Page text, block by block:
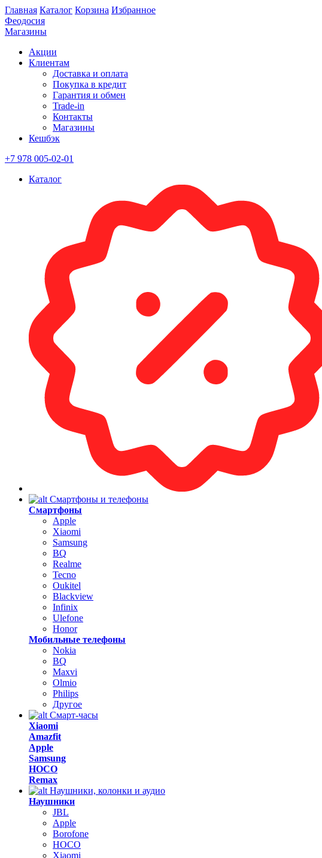
Главная Каталог Корзина Избранное
Феодосия
Магазины
Акции
Клиентам
Доставка и оплата
Покупка в кредит
Гарантия и обмен
Trade-in
Контакты
Магазины
Кешбэк
+7 978 005-02-01
Каталог
Смартфоны и телефоны
Смартфоны
Apple
Xiaomi
Samsung
BQ
Realme
Tecno
Oukitel
Blackview
Infinix
Ulefone
Honor
Мобильные телефоны
Nokia
BQ
Maxvi
Olmio
Philips
Другое
Смарт-часы
Xiaomi
Amazfit
Apple
Samsung
HOCO
Remax
Наушники, колонки и аудио
Наушники
JBL
Apple
Borofone
HOCO
Xiaomi